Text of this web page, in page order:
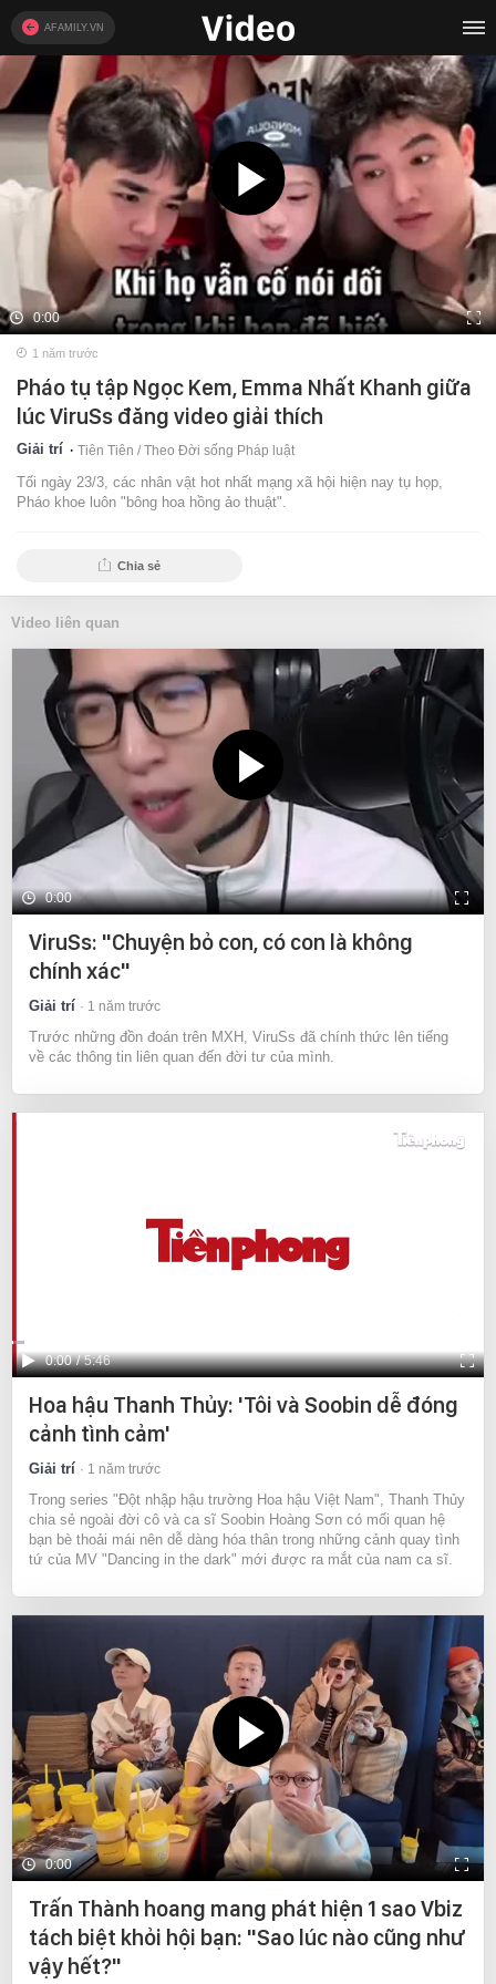
AFAMILY.VN
0:00
1 năm trước
Pháo tụ tập Ngọc Kem, Emma Nhất Khanh giữa
lúc ViruSs đăng video giải thích
Giải trí Tiên Tiên / Theo Đời sống Pháp luật
Tối ngày 23/3, các nhân vật hot nhất mạng xã hội hiện nay tụ họp,
Pháo khoe luôn "bông hoa hồng ảo thuật".
Chia sẻ
Video liên quan
0:00
ViruSs: "Chuyện bỏ con, có con là không
chính xác"
Giải trí 1 năm trước
Trước những đồn đoán trên MXH, ViruSs đã chính thức lên tiếng
về các thông tin liên quan đến đời tư của mình.
Current
Time
0:00 / Duration
5:46
Hoa hậu Thanh Thủy: 'Tôi và Soobin dễ đóng
cảnh tình cảm'
Giải trí 1 năm trước
Trong series "Đột nhập hậu trường Hoa hậu Việt Nam", Thanh Thủy
chia sẻ ngoài đời cô và ca sĩ Soobin Hoàng Sơn có mối quan hệ
bạn bè thoải mái nên dễ dàng hóa thân trong những cảnh quay tình
tứ của MV "Dancing in the dark" mới được ra mắt của nam ca sĩ.
0:00
Trấn Thành hoang mang phát hiện 1 sao Vbiz
tách biệt khỏi hội bạn: "Sao lúc nào cũng như
vậy hết?"